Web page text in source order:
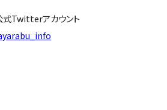
式Twitterアカウント